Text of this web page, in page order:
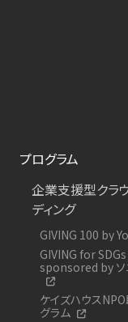
プログラム
企業支援型クラ
ディング
GIVING 100 by
GIVING for SDGs
sponsored by ソ
ケイズハウス
グラム